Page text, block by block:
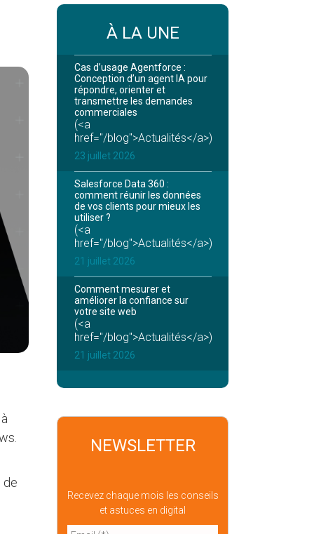
de
À LA UNE
Cas d’usage Agentforce :
Conception d’un agent IA pour
répondre, orienter et
transmettre les demandes
commerciales
(<a
href="/blog">Actualités</a>)
23 juillet 2026
Salesforce Data 360 :
comment réunir les données
de vos clients pour mieux les
utiliser ?
(<a
href="/blog">Actualités</a>)
21 juillet 2026
Comment mesurer et
améliorer la confiance sur
votre site web
(<a
href="/blog">Actualités</a>)
21 juillet 2026
NEWSLETTER
Recevez chaque mois les conseils
et astuces en digital